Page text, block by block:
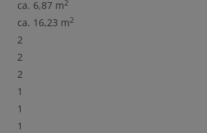
ca. 6,87 m2
ca. 16,23 m2
2
2
2
1
1
1